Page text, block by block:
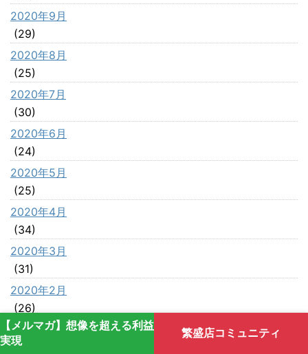
【メルマガ】想像を超える利益
実現
繁盛店コミュニティ
2020年9月
(29)
2020年8月
(25)
2020年7月
(30)
2020年6月
(24)
2020年5月
(25)
2020年4月
(34)
2020年3月
(31)
2020年2月
(26)
2020年1月
(29)